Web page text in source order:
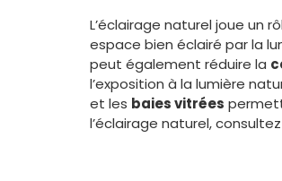
L’éclairage naturel joue un
espace bien éclairé par la
peut également réduire la
l’exposition à la lumière
et les baies vitrées
l’éclairage naturel,